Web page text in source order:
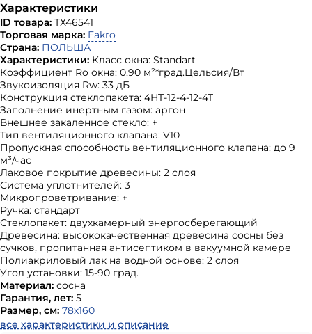
Характеристики
ID товара: ТХ46541
Торговая марка: Fakro
Страна: ПОЛЬША
Характеристики: Класс окна: Standart
Коэффициент Ro окна: 0,90 м²*град.Цельсия/Вт
Звукоизоляция Rw: 33 дБ
Конструкция стеклопакета: 4HT-12-4-12-4T
Заполнение инертным газом: аргон
Внешнее закаленное стекло: +
Тип вентиляционного клапана: V10
Пропускная способность вентиляционного клапана: до 9
м³/час
Лаковое покрытие древесины: 2 слоя
Система уплотнителей: 3
Микропроветривание: +
Ручка: стандарт
Стеклопакет: двухкамерный энергосберегающий
Древесина: высококачественная древесина сосны без
сучков, пропитанная антисептиком в вакуумной камере
Полиакриловый лак на водной основе: 2 слоя
Угол установки: 15-90 град.
Материал: сосна
Гарантия, лет: 5
Размер, см: 78х160
все характеристики и описание